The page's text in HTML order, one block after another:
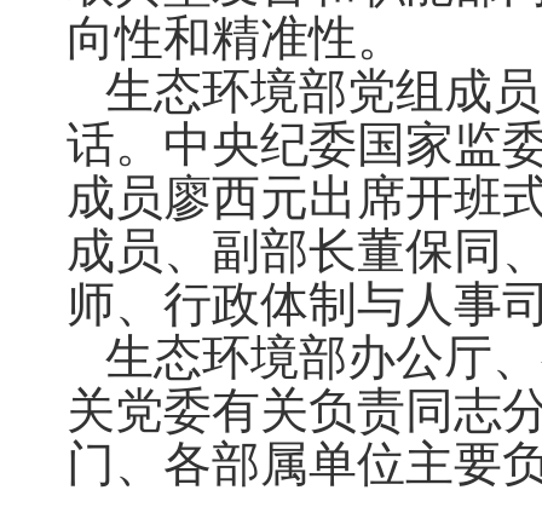
向性和精准性。
生态环境部党组成
话。中央纪委国家监
成员廖西元出席开班
成员、副部长董保同
师、行政体制与人事
生态环境部办公厅
关党委有关负责同志
门、各部属单位主要